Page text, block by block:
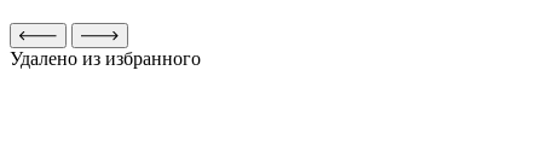
Удалено из избранного